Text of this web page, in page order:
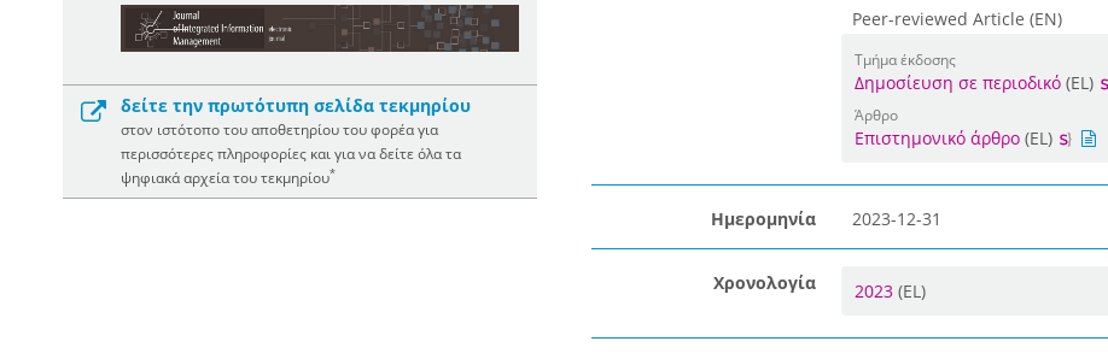
δείτε την πρωτότυπη σελίδα τεκμηρίου
στον ιστότοπο του αποθετηρίου του φορέα για
περισσότερες πληροφορίες και για να δείτε όλα τα
ψηφιακά αρχεία του τεκμηρίου*
Peer-reviewed Article (EN)
Τμήμα έκδοσης
Δημοσίευση σε περιοδικό(EL)
Άρθρο
Επιστημονικό άρθρο(EL)
Ημερομηνία 2023-12-31
Χρονολογία 2023 (EL)